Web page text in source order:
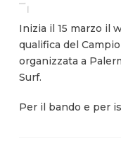
Inizia il 15 marzo il
qualifica del
organizzata a
Surf.
Per il bando e per